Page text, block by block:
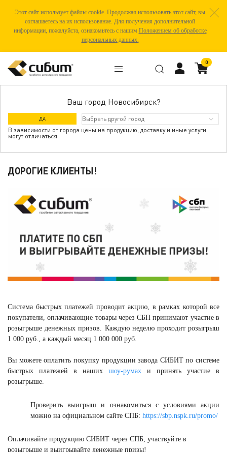
Этот сайт использует файлы cookie. Продолжая использовать этот сайт, вы
соглашаетесь на их использование. Для получения дополнительной
информации, пожалуйста, ознакомьтесь с нашим Положением об обработке
персональных данных.
Ваш город Новосибирск?
ДА
В зависимости от города цены на продукцию, доставку и иные услуги
могут отличаться
0
ОПЛАЧИВАЙТЕ СИБИТ ПО СБП И
ВЫИГРЫВАЙТЕ ДЕНЕЖНЫЕ ПРИЗЫ
ДОРОГИЕ КЛИЕНТЫ!
Система быстрых платежей проводит акцию, в рамках которой все
покупатели, оплачивающие товары через СБП принимают участие в
розыгрыше денежных призов. Каждую неделю проходит розыгрыш
1 000 руб., а каждый месяц 1 000 000 руб.
Вы можете оплатить покупку продукции завода СИБИТ по системе
быстрых платежей в наших шоу-румах и принять участие в
розыгрыше.
Проверить выигрыш и ознакомиться с условиями акции
можно на официальном сайте СПБ: https://sbp.nspk.ru/promo/
Оплачивайте продукцию СИБИТ через СПБ, участвуйте в
розыгрыше и выигрывайте денежные призы!